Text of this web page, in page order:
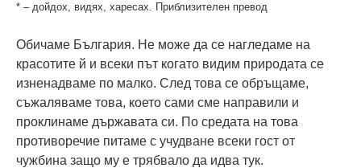
* – дойдох, видях, харесах. Приблизителен превод
Обичаме България. Не може да се нагледаме на
красотите й и всеки път когато видим природата се
изненадваме по малко. След това се обръщаме,
съжаляваме това, което сами сме направили и
проклинаме държавата си. По средата на това
противоречие питаме с учудване всеки гост от
чужбина защо му е трябвало да идва тук.